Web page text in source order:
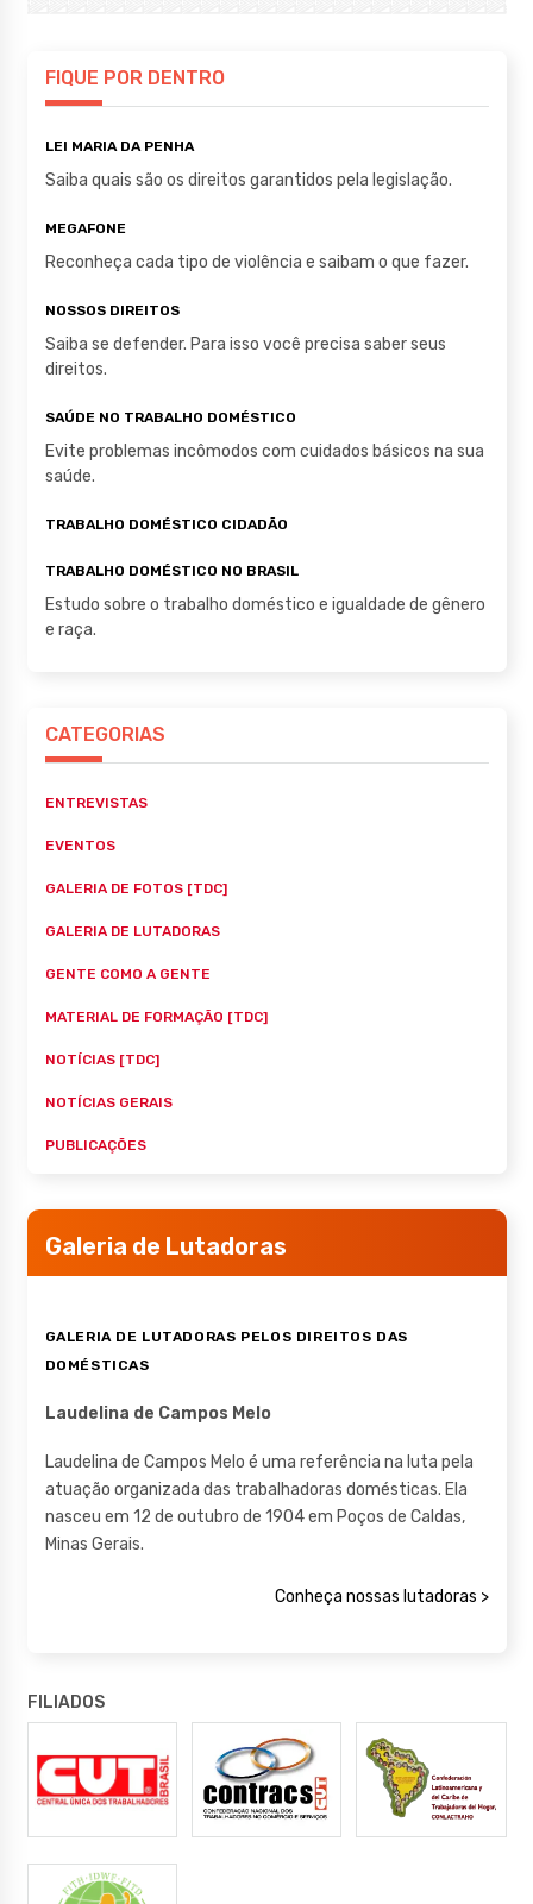
p
k
FIQUE POR DENTRO
LEI MARIA DA PENHA
Saiba quais são os direitos garantidos pela legislação.
MEGAFONE
Reconheça cada tipo de violência e saibam o que fazer.
NOSSOS DIREITOS
Saiba se defender. Para isso você precisa saber seus
direitos.
SAÚDE NO TRABALHO DOMÉSTICO
Evite problemas incômodos com cuidados básicos na sua
saúde.
TRABALHO DOMÉSTICO CIDADÃO
TRABALHO DOMÉSTICO NO BRASIL
Estudo sobre o trabalho doméstico e igualdade de gênero
e raça.
CATEGORIAS
ENTREVISTAS
EVENTOS
GALERIA DE FOTOS [TDC]
GALERIA DE LUTADORAS
GENTE COMO A GENTE
MATERIAL DE FORMAÇÃO [TDC]
NOTÍCIAS [TDC]
NOTÍCIAS GERAIS
PUBLICAÇÕES
Galeria de Lutadoras
GALERIA DE LUTADORAS PELOS DIREITOS DAS
DOMÉSTICAS
Laudelina de Campos Melo
Laudelina de Campos Melo é uma referência na luta pela
atuação organizada das trabalhadoras domésticas. Ela
nasceu em 12 de outubro de 1904 em Poços de Caldas,
Minas Gerais.
Conheça nossas lutadoras >
FILIADOS